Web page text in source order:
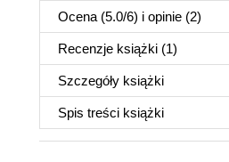
Ocena (5.0/6) i opinie (2)
Recenzje książki (1)
Szczegóły książki
Spis treści książki